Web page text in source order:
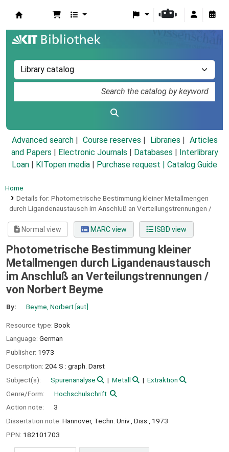
Advanced search Course reserves Libraries
Articles
and Papers
Electronic Journals Databases
Interlibrary
Loan
KITopen media Purchase request | Catalog Guide
Home
Details for: Photometrische Bestimmung kleiner Metallmengen
durch Ligandenaustausch im Anschluß an Verteilungstrennungen /
Normal view MARC view ISBD view
Photometrische Bestimmung kleiner
Metallmengen durch Ligandenaustausch
im Anschluß an Verteilungstrennungen /
von Norbert Beyme
By: Beyme, Norbert[aut]
Resource type: Book
Language: German
Publisher: 1973
Description: 204 S : graph. Darst
Subject(s):
Spurenanalyse Metall
Extraktion
Genre/Form:
Hochschulschrift
Action note:
3
Dissertation note: Hannover, Techn. Univ., Diss., 1973
PPN: 182101703